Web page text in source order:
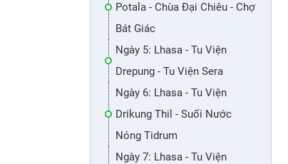
Potala - Chùa Đại Chiêu - Chợ
Bát Giác
Ngày 5: Lhasa - Tu Viện
Drepung - Tu Viện Sera
Ngày 6: Lhasa - Tu Viện
Drikung Thil - Suối Nước
Nóng Tidrum
Ngày 7: Lhasa - Tu Viện